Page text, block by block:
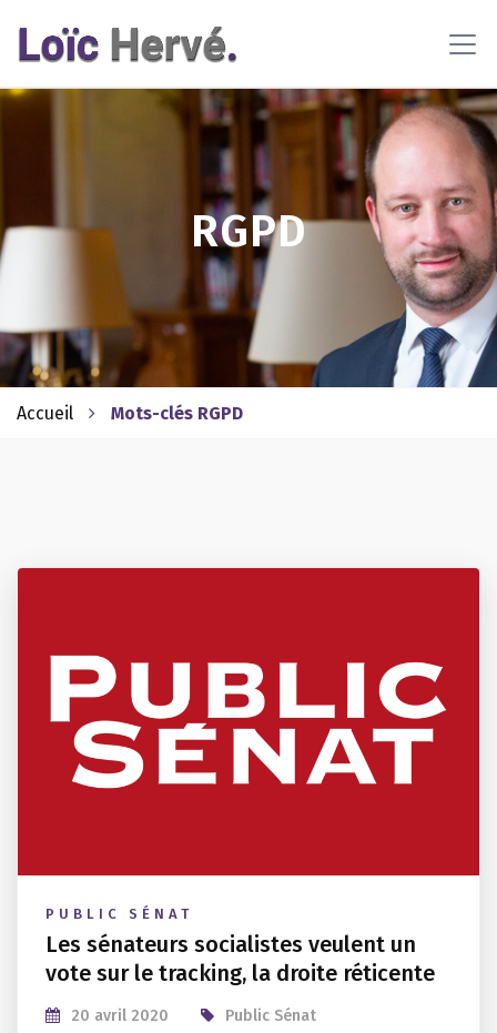
RGPD
Accueil Mots-clés RGPD
PUBLIC SÉNAT
Les sénateurs socialistes veulent un
vote sur le tracking, la droite réticente
20 avril 2020 Public Sénat
l'utilisation de cookies pour vous proposer des contenus et
services adaptés